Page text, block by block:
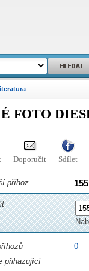
FOTO
Doporučit Sdílet
příhoz
0
přihazující